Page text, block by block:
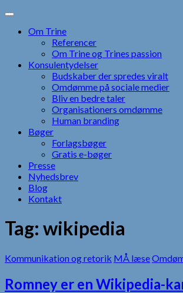
Skip
contentOm Trine
Referencer
Om Trine og Trines passion
Konsulentydelser
Budskaber der spredes viralt
Omdømme på sociale medier
Bliv en bedre taler
Organisationers omdømme
Human branding
Bøger
Forlagsbøger
Gratis e-bøger
Presse
Nyhedsbrev
Blog
Kontakt
Tag: wikipedia
Kommunikation og retorik MÅ læse
Romney er en Wikipedia-